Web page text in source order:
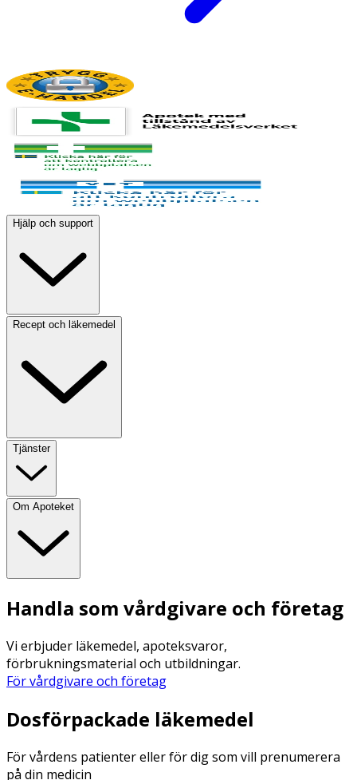
Hjälp och support
Recept och läkemedel
Tjänster
Om Apoteket
Handla som vårdgivare och företag
Vi erbjuder läkemedel, apoteksvaror,
förbrukningsmaterial och utbildningar.
För vårdgivare och företag
Dosförpackade läkemedel
För vårdens patienter eller för dig som vill prenumerera
på din medicin